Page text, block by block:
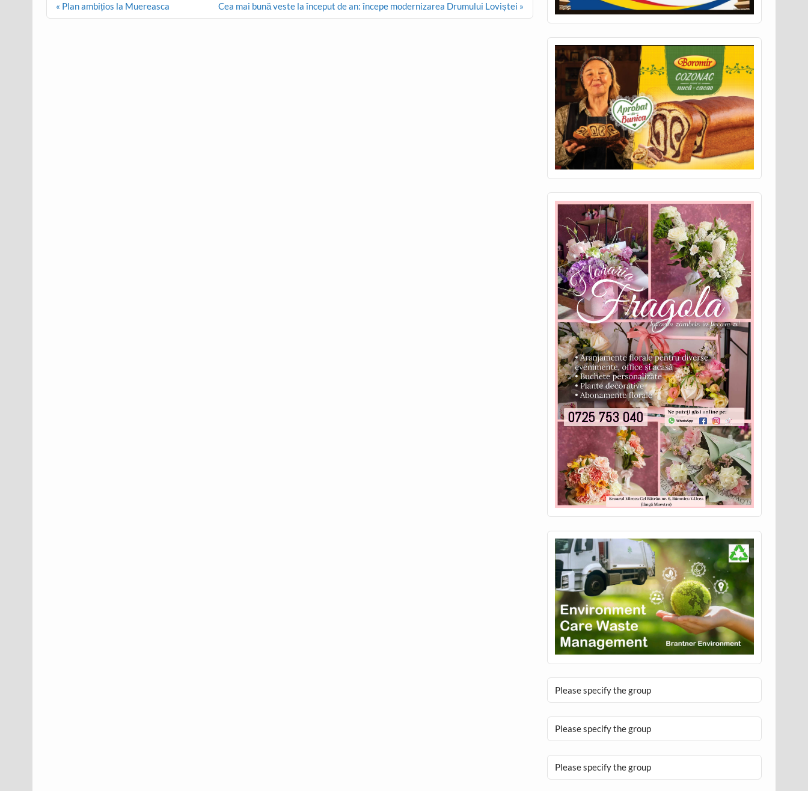
Post
« Plan ambițios la Muereasca Cea mai bună veste la început de an: începe modernizarea Drumului Loviștei »
Please specify the group
Please specify the group
Please specify the group